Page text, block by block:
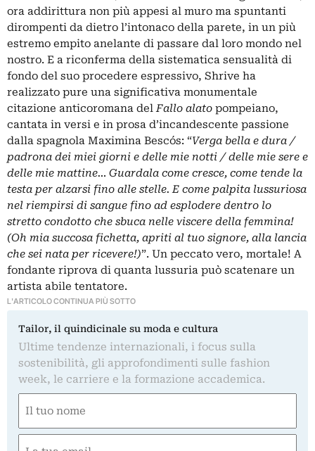
ora addirittura non più appesi al muro ma spuntanti
dirompenti da dietro l’intonaco della parete, in un più
estremo empito anelante di passare dal loro mondo nel
nostro. E a riconferma della sistematica sensualità di
fondo del suo procedere espressivo, Shrive ha
realizzato pure una significativa monumentale
citazione anticoromana delFallo alato pompeiano,
cantata in versi e in prosa d’incandescente passione
dalla spagnola Maximina Bescós: “Verga bella e dura /
padrona dei miei giorni e delle mie notti / delle mie sere e
delle mie mattine… Guardala come cresce, come tende la
testa per alzarsi fino alle stelle. E come palpita lussuriosa
nel riempirsi di sangue fino ad esplodere dentro lo
stretto condotto che sbuca nelle viscere della femmina!
(Oh mia succosa fichetta, apriti al tuo signore, alla lancia
che sei nata per ricevere!)”. Un peccato vero, mortale! A
fondante riprova di quanta lussuria può scatenare un
artista abile tentatore.
L'ARTICOLO CONTINUA PIÙ SOTTO
Tailor, il quindicinale su moda e cultura
Ultime tendenze internazionali, i focus sulla
sostenibilità, gli approfondimenti sulle fashion
week, le carriere e la formazione accademica.
(Obbligatorio)
Nome